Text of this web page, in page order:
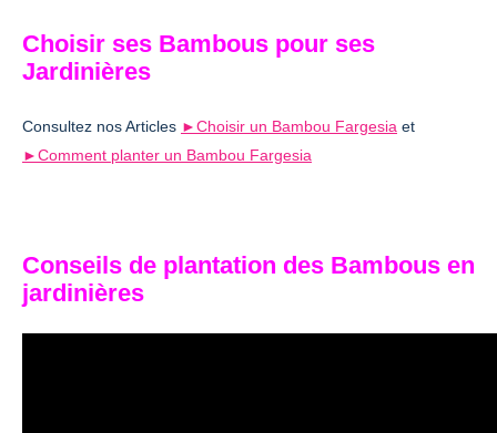
Choisir ses Bambous pour ses
Jardinières
Consultez nos Articles ►Choisir un Bambou Fargesia et
►Comment planter un Bambou Fargesia
Conseils de plantation des Bambous en
jardinières